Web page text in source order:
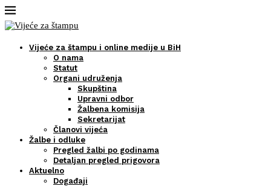
Vijeće za štampu i online medije u BiH
O nama
Statut
Organi udruženja
Skupština
Upravni odbor
Žalbena komisija
Sekretarijat
Članovi vijeća
Žalbe i odluke
Pregled žalbi po godinama
Detaljan pregled prigovora
Aktuelno
Događaji